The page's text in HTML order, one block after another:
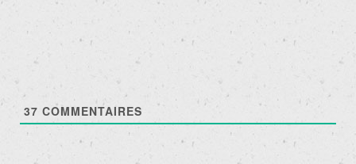
37 COMMENTAIRES